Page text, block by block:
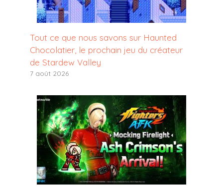
Tout ce que nous savons sur Haunted
Chocolatier, le prochain jeu du créateur
de Stardew Valley
7 août 2026